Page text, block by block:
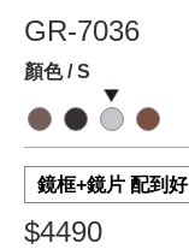
GR-7036
顏色 / S
鏡框+鏡片 配到好
$4490